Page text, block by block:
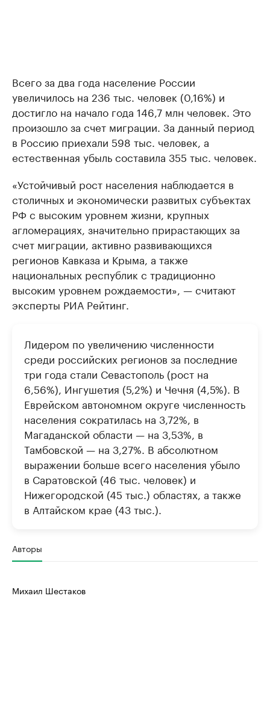
Всего за два года население России
увеличилось на 236 тыс. человек (0,16%) и
достигло на начало года 146,7 млн человек. Это
произошло за счет миграции. За данный период
в Россию приехали 598 тыс. человек, а
естественная убыль составила 355 тыс. человек.
«Устойчивый рост населения наблюдается в
столичных и экономически развитых субъектах
РФ с высоким уровнем жизни, крупных
агломерациях, значительно прирастающих за
счет миграции, активно развивающихся
регионов Кавказа и Крыма, а также
национальных республик с традиционно
высоким уровнем рождаемости», — считают
эксперты РИА Рейтинг.
Лидером по увеличению численности
среди российских регионов за последние
три года стали Севастополь (рост на
6,56%), Ингушетия (5,2%) и Чечня (4,5%). В
Еврейском автономном округе численность
населения сократилась на 3,72%, в
Магаданской области — на 3,53%, в
Тамбовской — на 3,27%. В абсолютном
выражении больше всего населения убыло
в Саратовской (46 тыс. человек) и
Нижегородской (45 тыс.) областях, а также
в Алтайском крае (43 тыс.).
Авторы
Михаил Шестаков